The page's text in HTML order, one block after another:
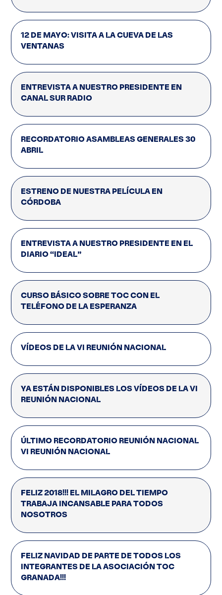
12 DE MAYO: VISITA A LA CUEVA DE LAS
VENTANAS
ENTREVISTA A NUESTRO PRESIDENTE EN
CANAL SUR RADIO
RECORDATORIO ASAMBLEAS GENERALES 30
ABRIL
ESTRENO DE NUESTRA PELÍCULA EN
CÓRDOBA
ENTREVISTA A NUESTRO PRESIDENTE EN EL
DIARIO “IDEAL”
CURSO BÁSICO SOBRE TOC CON EL
TELÉFONO DE LA ESPERANZA
VÍDEOS DE LA VI REUNIÓN NACIONAL
YA ESTÁN DISPONIBLES LOS VÍDEOS DE LA VI
REUNIÓN NACIONAL
ÚLTIMO RECORDATORIO REUNIÓN NACIONAL
VI REUNIÓN NACIONAL
FELIZ 2018!!! EL MILAGRO DEL TIEMPO
TRABAJA INCANSABLE PARA TODOS
NOSOTROS
FELIZ NAVIDAD DE PARTE DE TODOS LOS
INTEGRANTES DE LA ASOCIACIÓN TOC
GRANADA!!!